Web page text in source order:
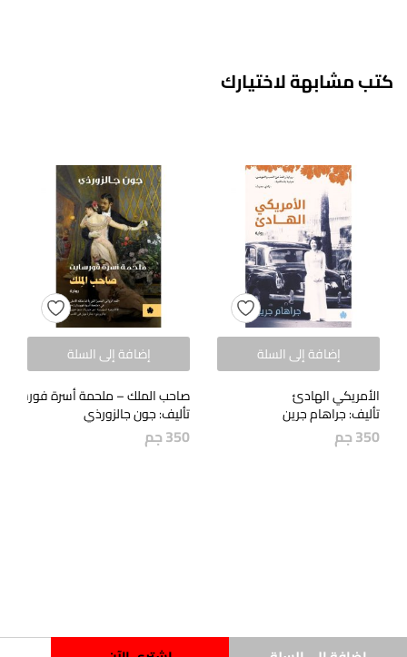
كتب مشابهة لاختيارك
إضافة إلى السلة
الأمريكي الهادئ
تأليف: جراهام جرين
350جم
إضافة إلى السلة
صاحب الملك – ملحمة أسرة فورسايت
تأليف: جون جالزورذي
350جم